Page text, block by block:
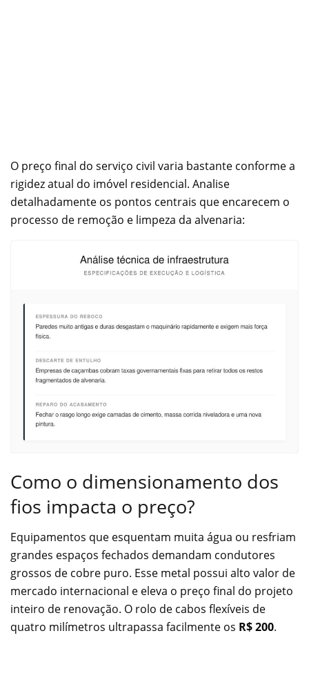
O preço final do serviço civil varia bastante conforme a
rigidez atual do imóvel residencial. Analise
detalhadamente os pontos centrais que encarecem o
processo de remoção e limpeza da alvenaria:
Como o dimensionamento dos
fios impacta o preço?
Equipamentos que esquentam muita água ou resfriam
grandes espaços fechados demandam condutores
grossos de cobre puro. Esse metal possui alto valor de
mercado internacional e eleva o preço final do projeto
inteiro de renovação. O rolo de cabos flexíveis de
quatro milímetros ultrapassa facilmente os R$ 200.